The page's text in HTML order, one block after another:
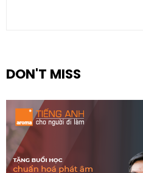
DON'T MISS